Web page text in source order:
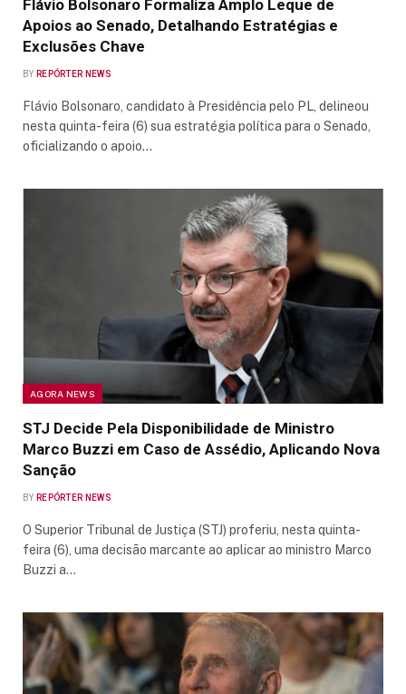
Flávio Bolsonaro Formaliza Amplo Leque de
Apoios ao Senado, Detalhando Estratégias e
Exclusões Chave
BY REPÓRTER NEWS
Flávio Bolsonaro, candidato à Presidência pelo PL, delineou
nesta quinta-feira (6) sua estratégia política para o Senado,
oficializando o apoio…
AGORA NEWS
STJ Decide Pela Disponibilidade de Ministro
Marco Buzzi em Caso de Assédio, Aplicando Nova
Sanção
BY REPÓRTER NEWS
O Superior Tribunal de Justiça (STJ) proferiu, nesta quinta-
feira (6), uma decisão marcante ao aplicar ao ministro Marco
Buzzi a…